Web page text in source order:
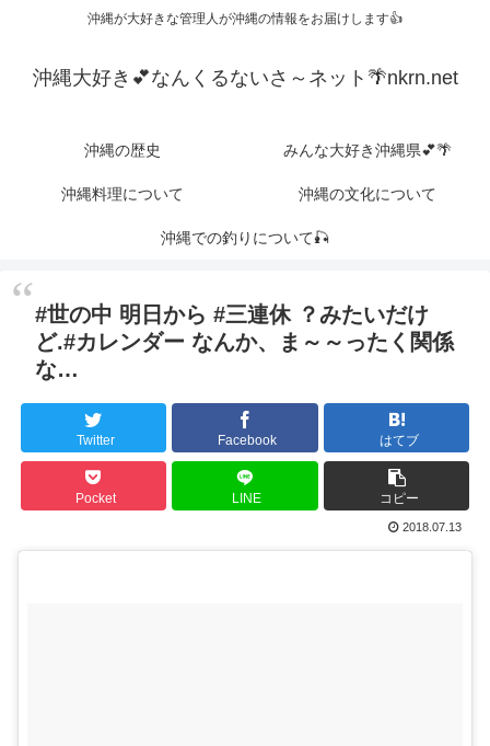
沖縄が大好きな管理人が沖縄の情報をお届けします👍
沖縄大好き💕なんくるないさ～ネット🌴nkrn.net
沖縄の歴史 みんな大好き沖縄県💕🌴
沖縄料理について 沖縄の文化について
沖縄での釣りについて🎣
#世の中 明日から #三連休 ？みたいだけ
ど.#カレンダー なんか、ま～～ったく関係
な…
Twitter Facebook はてブ
Pocket LINE コピー
2018.07.13